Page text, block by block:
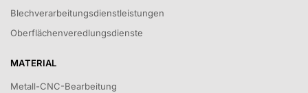
Blechverarbeitungsdienstleistungen
Oberflächenveredlungsdienste
MATERIAL
Metall-CNC-Bearbeitung